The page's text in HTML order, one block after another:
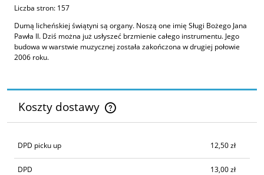
Liczba stron: 157
Dumą licheńskiej świątyni są organy. Noszą one imię Sługi Bożego Jana
Pawła II. Dziś można już usłyszeć brzmienie całego instrumentu. Jego
budowa w warstwie muzycznej została zakończona w drugiej połowie
2006 roku.
Koszty dostawy
Cena nie zawiera ewentualnych kosztów płatności
DPD picku up 12,50 zł
DPD 13,00 zł